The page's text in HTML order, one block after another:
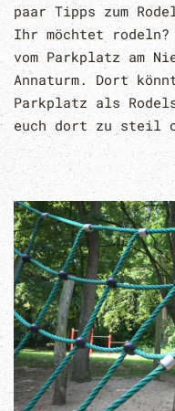
paar Tipps zum
Ihr möchtet
vom Parkplatz am
Annaturm. Dort
Parkplatz als
euch dort zu steil